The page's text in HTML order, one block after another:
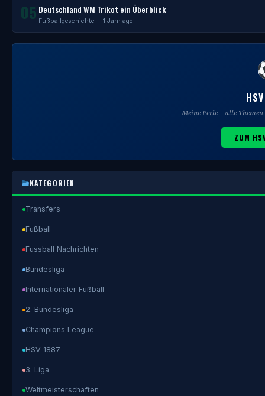
05 Deutschland WM Trikot ein Überblick
Fußballgeschichte · 1 Jahr ago
Meine Perle – alle
ZUM
KATEGORIEN
Transfers
Fußball
Fussball Nachrichten
Bundesliga
Internationaler Fußball
2. Bundesliga
Champions League
HSV 1887
3. Liga
Weltmeisterschaften